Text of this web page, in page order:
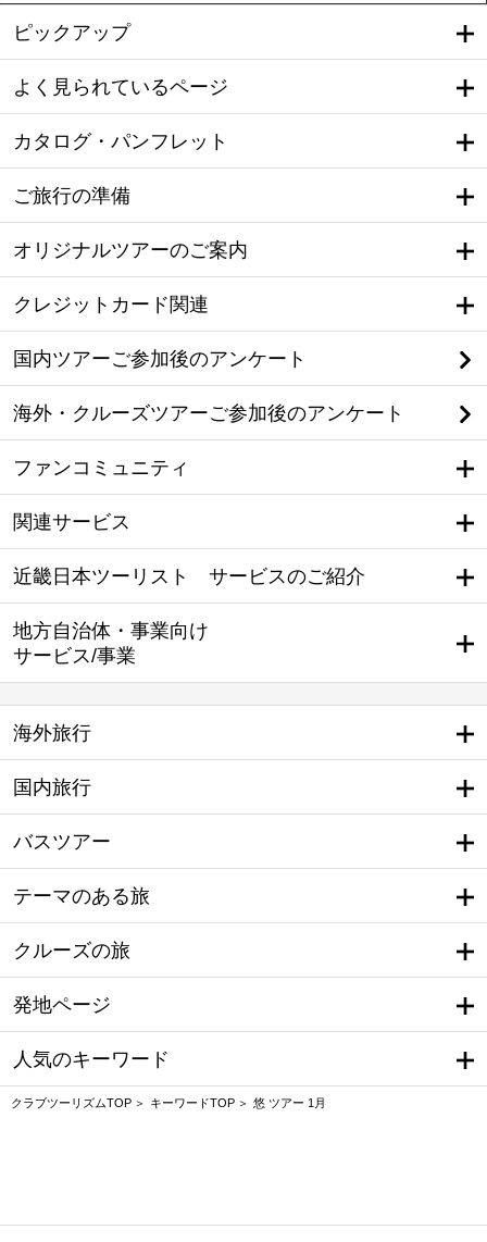
ピックアップ
よく見られているページ
カタログ・パンフレット
ご旅行の準備
オリジナルツアーのご案内
クレジットカード関連
国内ツアーご参加後のアンケート
海外・クルーズツアーご参加後のアンケート
ファンコミュニティ
関連サービス
近畿日本ツーリスト サービスのご紹介
地方自治体・事業向け
サービス/事業
海外旅行
国内旅行
バスツアー
テーマのある旅
クルーズの旅
発地ページ
人気のキーワード
クラブツーリズムTOP キーワードTOP 悠 ツアー 1月